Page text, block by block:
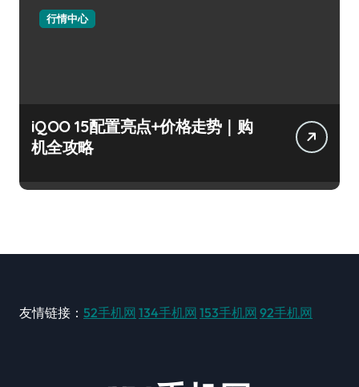
行情中心
iQOO 15配置亮点+价格走势｜购
机全攻略
友情链接： 52手机网 134手机网 153手机网 92手机网